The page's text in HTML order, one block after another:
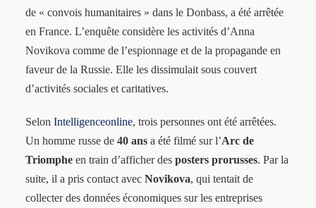
de « convois humanitaires » dans le Donbass, a été arrêtée
en France. L’enquête considère les activités d’Anna
Novikova comme de l’espionnage et de la propagande en
faveur de la Russie. Elle les dissimulait sous couvert
d’activités sociales et caritatives.
Selon Intelligenceonline, trois personnes ont été arrêtées.
Un homme russe de 40 ansa été filmé sur l’Arc de
Triompheen train d’afficher des posters prorusses. Par la
suite, il a pris contact avec Novikova, qui tentait de
collecter des données économiques sur les entreprises